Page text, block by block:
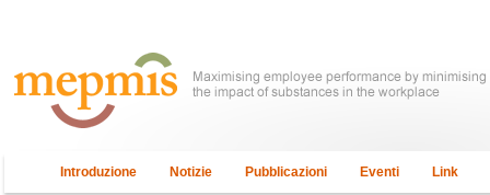
Introduzione Notizie Pubblicazioni Eventi Link